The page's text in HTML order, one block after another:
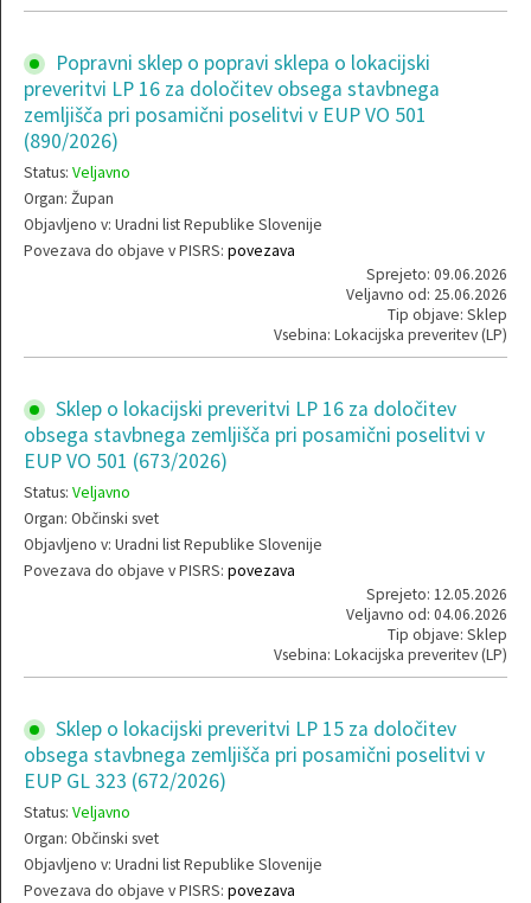
Popravni sklep o popravi sklepa o lokacijski
preveritvi LP 16 za določitev obsega stavbnega
zemljišča pri posamični poselitvi v EUP VO 501
(890/2026)
Status: Veljavno
Organ: Župan
Objavljeno v: Uradni list Republike Slovenije
Povezava do objave v PISRS: povezava
Sprejeto: 09.06.2026
Veljavno od: 25.06.2026
Tip objave: Sklep
Vsebina: Lokacijska preveritev (LP)
Sklep o lokacijski preveritvi LP 16 za določitev
obsega stavbnega zemljišča pri posamični poselitvi v
EUP VO 501 (673/2026)
Status: Veljavno
Organ: Občinski svet
Objavljeno v: Uradni list Republike Slovenije
Povezava do objave v PISRS: povezava
Sprejeto: 12.05.2026
Veljavno od: 04.06.2026
Tip objave: Sklep
Vsebina: Lokacijska preveritev (LP)
Sklep o lokacijski preveritvi LP 15 za določitev
obsega stavbnega zemljišča pri posamični poselitvi v
EUP GL 323 (672/2026)
Status: Veljavno
Organ: Občinski svet
Objavljeno v: Uradni list Republike Slovenije
Povezava do objave v PISRS: povezava